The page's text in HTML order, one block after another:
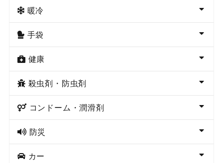
暖冷
手袋
健康
殺虫剤・防虫剤
コンドーム・潤滑剤
防災
カー